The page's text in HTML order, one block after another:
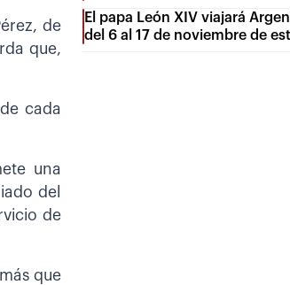
de
que,
cada
una
del
de
que
El papa León XIV viajará
del 6 al 17 de noviembre de